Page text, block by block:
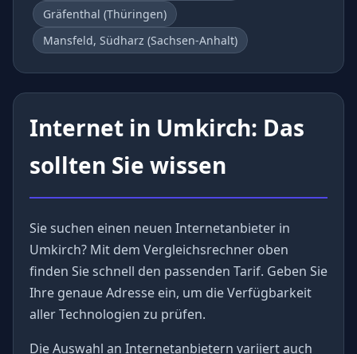
Gräfenthal (Thüringen)
Mansfeld, Südharz (Sachsen-Anhalt)
Internet in Umkirch: Das
sollten Sie wissen
Sie suchen einen neuen Internetanbieter in
Umkirch? Mit dem Vergleichsrechner oben
finden Sie schnell den passenden Tarif. Geben Sie
Ihre genaue Adresse ein, um die Verfügbarkeit
aller Technologien zu prüfen.
Die Auswahl an Internetanbietern variiert auch